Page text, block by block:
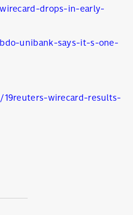
drops-in-early-
unibank-says-it-s-one-
wirecard-results-